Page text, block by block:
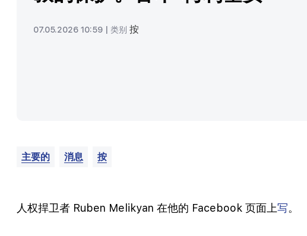
07.05.2026 10:59 | 类别 按
主要的 消息 按
人权捍卫者 Ruben Melikyan 在他的 Facebook 页面上写。